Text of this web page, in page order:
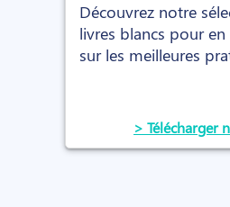
Découvrez notre
livres blancs pour
sur les meilleures
> Télécharger